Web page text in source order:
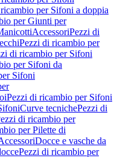
per Sifoni a doppia
per Giunti per
AccessoriPezzi di
Pezzi di ricambio per
di ricambio per Sifoni
per Sifoni da
Sifoni
Pezzi di ricambio per Sifoni
Curve tecnichePezzi di
di ricambio per
per Pilette di
Docce e vasche da
Pezzi di ricambio per